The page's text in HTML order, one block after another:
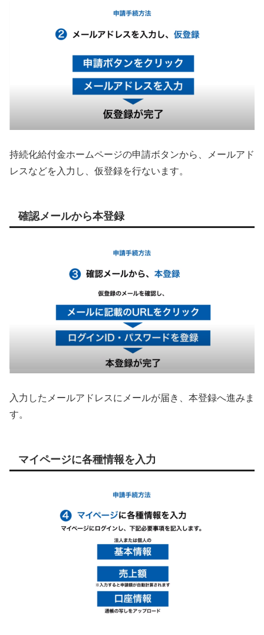
持続化給付金ホームページの申請ボタンから、メールアド
レスなどを入力し、仮登録を行ないます。
確認メールから本登録
入力したメールアドレスにメールが届き、本登録へ進みま
す。
マイページに各種情報を入力